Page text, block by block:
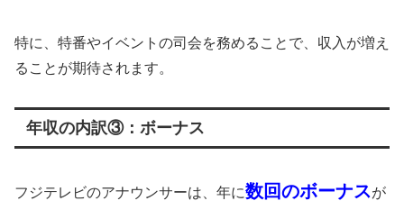
特に、特番やイベントの司会を務めることで、収入が増え
ることが期待されます。
年収の内訳③：ボーナス
フジテレビのアナウンサーは、年に数回のボーナスが